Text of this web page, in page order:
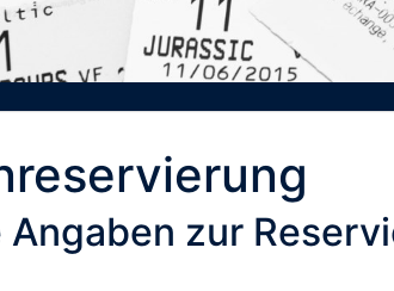
Angaben zur